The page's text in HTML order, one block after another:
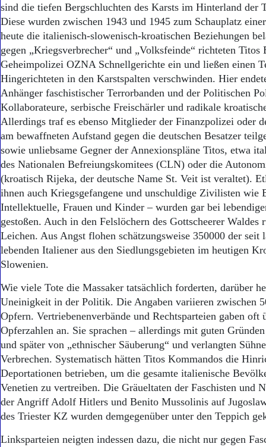
Impressum
Datenschutz
sind die tiefen Bergschluchten des Karsts im Hinterland der
Diese wurden zwischen 1943 und 1945 zum Schauplatz
heute die italienisch-slowenisch-kroatischen Beziehungen
gegen „Kriegsverbrecher“ und „Volksfeinde“ richteten Titos
Geheimpolizei OZNA Schnellgerichte ein und ließen einen
Hingerichteten in den Karstspalten verschwinden. Hier
Anhänger faschistischer Terrorbanden und der Politischen
Kollaborateure, serbische Freischärler und radikale
Allerdings traf es ebenso Mitglieder der Finanzpolizei oder
am bewaffneten Aufstand gegen die deutschen Besatzer
sowie unliebsame Gegner der Annexionspläne Titos, etwa
des Nationalen Befreiungskomitees (CLN) oder die
(kroatisch Rijeka, der deutsche Name St. Veit ist veraltet).
ihnen auch Kriegsgefangene und unschuldige Zivilisten wie
Intellektuelle, Frauen und Kinder – wurden gar bei
gestoßen. Auch in den Felslöchern des Gottscheerer Waldes
Leichen. Aus Angst flohen schätzungsweise 350000 der seit
lebenden Italiener aus den Siedlungsgebieten im heutigen
Slowenien.
Wie viele Tote die Massaker tatsächlich forderten, darüber
Uneinigkeit in der Politik. Die Angaben variieren zwischen
Opfern. Vertriebenenverbände und Rechtsparteien gaben oft
Opferzahlen an. Sie sprachen – allerdings mit guten
und später von „ethnischer Säuberung“ und verlangten
Verbrechen. Systematisch hätten Titos Kommandos die
Deportationen betrieben, um die gesamte italienische
Venetien zu vertreiben. Die Gräueltaten der Faschisten und
der Angriff Adolf Hitlers und Benito Mussolinis auf
des Triester KZ wurden demgegenüber unter den Teppich
Linksparteien neigten indessen dazu, die nicht nur gegen